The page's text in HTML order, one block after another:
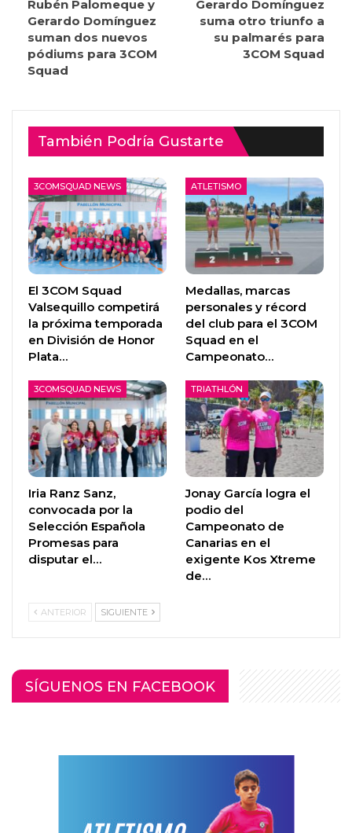
Rubén Palomeque y
Gerardo Domínguez
suman dos nuevos
pódiums para 3COM
Squad
Gerardo Domínguez
suma otro triunfo a
su palmarés para
3COM Squad
También Podría Gustarte
3COMSQUAD NEWS
El 3COM Squad
Valsequillo competirá
la próxima temporada
en División de Honor
Plata…
ATLETISMO
Medallas, marcas
personales y récord
del club para el 3COM
Squad en el
Campeonato…
3COMSQUAD NEWS
Iria Ranz Sanz,
convocada por la
Selección Española
Promesas para
disputar el…
TRIATHLÓN
Jonay García logra el
podio del
Campeonato de
Canarias en el
exigente Kos Xtreme
de…
ANTERIOR SIGUIENTE
SÍGUENOS EN FACEBOOK